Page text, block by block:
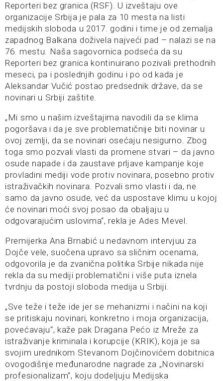
Reporteri bez granica (RSF). U izveštaju ove
organizacije Srbija je pala za 10 mesta na listi
medijskih sloboda u 2017. godini i time je od zemalja
zapadnog Balkana doživela najveći pad – nalazi se na
76. mestu. Naša sagovornica podseća da su
Reporteri bez granica kontinuirano pozivali prethodnih
meseci, pa i poslednjih godinu i po od kada je
Aleksandar Vučić postao predsednik države, da se
novinari u Srbiji zaštite.
„Mi smo u našim izveštajima navodili da se klima
pogoršava i da je sve problematičnije biti novinar u
ovoj zemlji, da se novinari osećaju nesigurno. Zbog
toga smo pozvali vlasti da promene stvari – da javno
osude napade i da zaustave prljave kampanje koje
provladini mediji vode protiv novinara, posebno protiv
istraživačkih novinara. Pozvali smo vlasti i da, ne
samo da javno osude, već da uspostave klimu u kojoj
će novinari moći svoj posao da obaljaju u
odgovarajućim uslovima“, rekla je Ades Mevel.
Premijerka Ana Brnabić u nedavnom intervjuu za
Dojče vele, suočena upravo sa sličnim ocenama,
odgovorila je da zvanična politika Srbije nikada nije
rekla da su mediji problematični i više puta iznela
tvrdnju da postoji sloboda medija u Srbiji.
„Sve teže i teže ide jer se mehanizmi i načini na koji
se pritiskaju novinari, konkretno i moja organizacija,
povećavaju“, kaže pak Dragana Pećo iz Mreže za
istraživanje kriminala i korupcije (KRIK), koja je sa
svojim urednikom Stevanom Dojčinovićem dobitnica
ovogodišnje međunarodne nagrade za „Novinarski
profesionalizam“, koju dodeljuju Medijska